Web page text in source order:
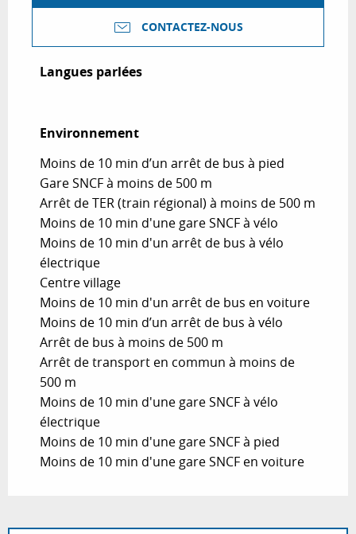
CONTACTEZ-NOUS
Langues parlées
Langues parlées
Environnement
Environnement
Moins de 10 min d’un arrêt de bus à pied
Gare SNCF à moins de 500 m
Arrêt de TER (train régional) à moins de 500 m
Moins de 10 min d'une gare SNCF à vélo
Moins de 10 min d'un arrêt de bus à vélo
électrique
Centre village
Moins de 10 min d'un arrêt de bus en voiture
Moins de 10 min d’un arrêt de bus à vélo
Arrêt de bus à moins de 500 m
Arrêt de transport en commun à moins de
500 m
Moins de 10 min d'une gare SNCF à vélo
électrique
Moins de 10 min d'une gare SNCF à pied
Moins de 10 min d'une gare SNCF en voiture